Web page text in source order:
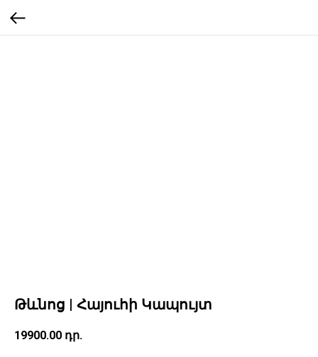
Թևնոց | Հայուհի Կապույտ
19900.00 դր.